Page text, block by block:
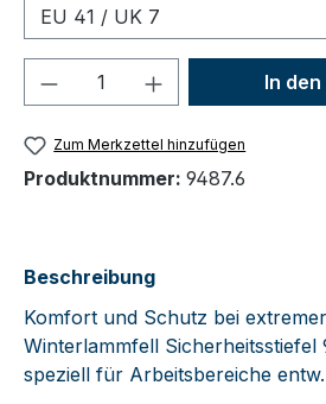
Produkt Anzahl: Gib
In
Zum Merkzettel hinzufügen
Produktnummer: 9487.6
Beschreibung
Komfort und Schutz bei
Winterlammfell Sicherheitsstiefel
speziell für Arbeitsbereiche